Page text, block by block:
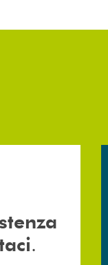
Contattaci .
.